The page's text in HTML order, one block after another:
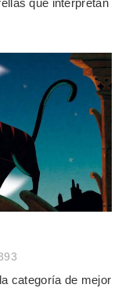
categoría de mejor